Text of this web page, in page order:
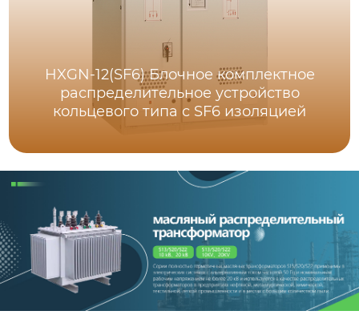
HXGN-12(SF6) Блочное комплектное
распределительное устройство
кольцевого типа с SF6 изоляцией